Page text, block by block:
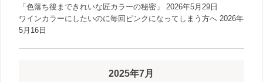
「色落ち後まできれいな匠カラーの秘密」
2026年5月29日
ワインカラーにしたいのに毎回ピンクになってしまう方へ 2026年
5月16日
2025年7月